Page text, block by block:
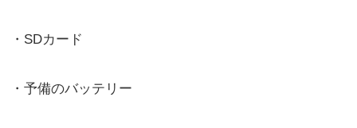
・SDカード
・予備のバッテリー